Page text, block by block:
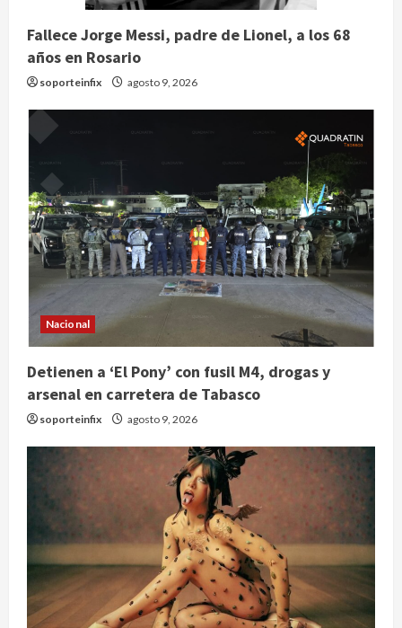
Fallece Jorge Messi, padre de Lionel, a los 68
años en Rosario
soporteinfix agosto 9, 2026
Nacional
Detienen a ‘El Pony’ con fusil M4, drogas y
arsenal en carretera de Tabasco
soporteinfix agosto 9, 2026